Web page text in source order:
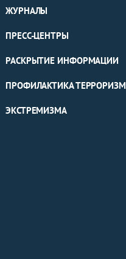
ЖУРНАЛЫ
ПРЕСС-ЦЕНТРЫ
РАСКРЫТИЕ ИНФОРМАЦИИ
ПРОФИЛАКТИКА
ЭКСТРЕМИЗМА